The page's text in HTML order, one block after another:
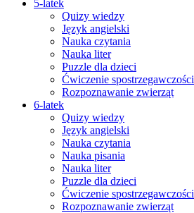
5-latek
Quizy wiedzy
Język angielski
Nauka czytania
Nauka liter
Puzzle dla dzieci
Ćwiczenie spostrzegawczości
Rozpoznawanie zwierząt
6-latek
Quizy wiedzy
Język angielski
Nauka czytania
Nauka pisania
Nauka liter
Puzzle dla dzieci
Ćwiczenie spostrzegawczości
Rozpoznawanie zwierząt